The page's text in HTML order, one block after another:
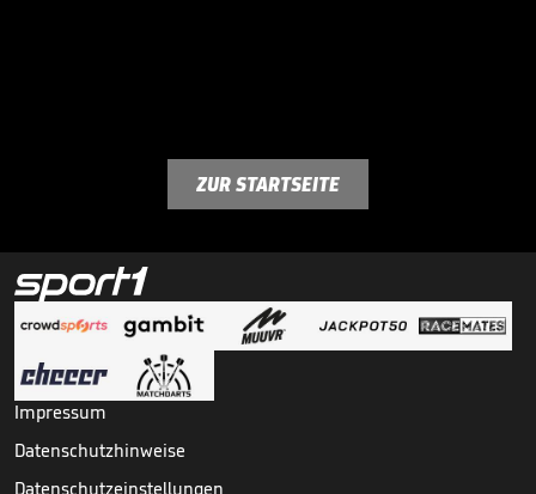
ZUR STARTSEITE
Impressum
Datenschutzhinweise
Datenschutzeinstellungen